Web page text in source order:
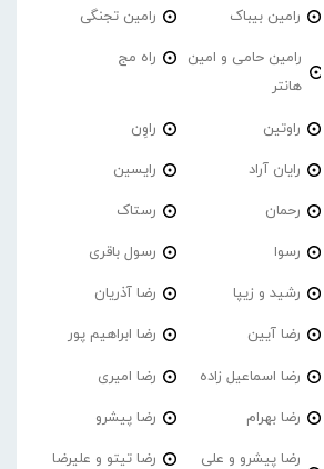
رامین بیباک رامین تجنگی
رامین حامی و امین
هانتر
راه مج
راوتین راوِن
رایان آراد رایسین
رحمان رستاک
رسوا رسول باقری
رشید و زیپا رضا آذریان
رضا آیین رضا ابراهیم پور
رضا اسماعیل زاده رضا امیری
رضا بهرام رضا پیشرو
رضا پیشرو و علی
رضا تیتو و علیرضا